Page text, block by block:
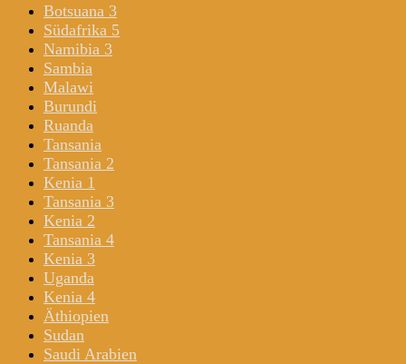
Botsuana 3
Südafrika 5
Namibia 3
Sambia
Malawi
Burundi
Ruanda
Tansania
Tansania 2
Kenia 1
Tansania 3
Kenia 2
Tansania 4
Kenia 3
Uganda
Kenia 4
Äthiopien
Sudan
Saudi Arabien